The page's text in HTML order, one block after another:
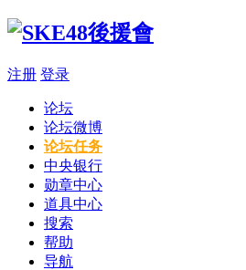
注册 登录
论坛
论坛微博
论坛任务
中央银行
勋章中心
道具中心
搜索
帮助
导航